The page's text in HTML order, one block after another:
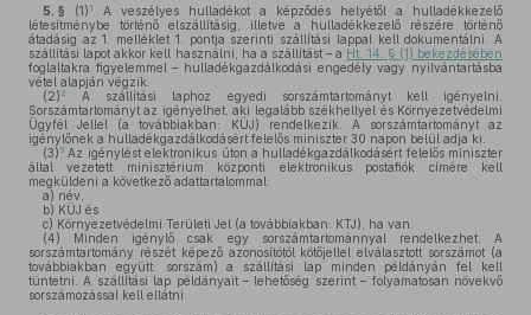
5. § (1) 1
A veszélyes hulladékot a képződés helyétől a hulladékkezelő
létesítménybe történő elszállításig, illetve a hulladékkezelő részére történő
átadásig az 1. melléklet 1. pontja szerinti szállítási lappal kell dokumentálni. A
szállítási lapot akkor kell használni, ha a szállítást – a Ht. 14. § (1) bekezdésében
foglaltakra figyelemmel – hulladékgazdálkodási engedély vagy nyilvántartásba
vétel alapján végzik.
(2) 2
A szállítási laphoz egyedi sorszámtartományt kell igényelni.
Sorszámtartományt az igényelhet, aki legalább székhellyel és Környezetvédelmi
Ügyfél Jellel (a továbbiakban: KÜJ) rendelkezik. A sorszámtartományt az
igénylőnek a hulladékgazdálkodásért felelős miniszter 30 napon belül adja ki.
(3) 3 Az igénylést elektronikus úton a hulladékgazdálkodásért felelős miniszter
által vezetett minisztérium központi elektronikus postafiók címére kell
megküldeni a következő adattartalommal:
a) név,
b) KÜJ és
c) Környezetvédelmi Területi Jel (a továbbiakban: KTJ), ha van.
(4) Minden igénylő csak egy sorszámtartománnyal rendelkezhet. A
sorszámtartomány részét képező azonosítótól kötőjellel elválasztott sorszámot (a
továbbiakban együtt: sorszám) a szállítási lap minden példányán fel kell
tüntetni. A szállítási lap példányait – lehetőség szerint – folyamatosan növekvő
sorszámozással kell ellátni.